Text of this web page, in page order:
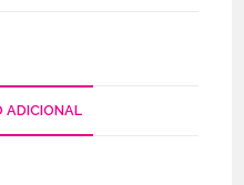
ADICIONAL